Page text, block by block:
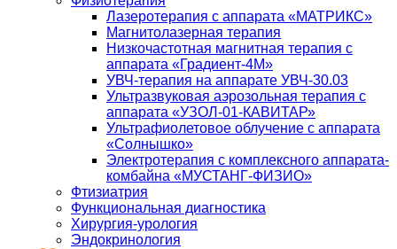
Лазеротерапия с аппарата «МАТРИКС»
Магнитолазерная терапия
Низкочастотная магнитная терапия с
аппарата «Градиент-4М»
УВЧ-терапия на аппарате УВЧ-30.03
Ультразвуковая аэрозольная терапия с
аппарата «УЗОЛ-01-КАВИТАР»
Ультрафиолетовое облучение с аппарата
«Солнышко»
Электротерапия с комплексного аппарата-
комбайна «МУСТАНГ-ФИЗИО»
Фтизиатрия
Функциональная диагностика
Хирургия-урология
Эндокринология